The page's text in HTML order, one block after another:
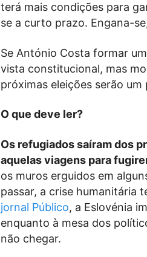
terá mais condições para
se a curto prazo. Engana-
Se António Costa formar
vista constitucional, mas
próximas eleições serão um
O que deve ler?
Os refugiados saíram dos
aquelas viagens para
os muros erguidos em
passar, a crise humanitária
jornal Público, a Eslovénia
enquanto à mesa dos
não chegar.